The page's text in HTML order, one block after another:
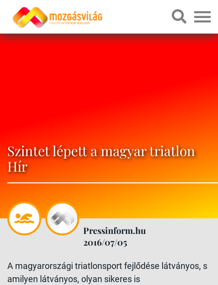
Szintet lépett a magyar triatlon
Hír
Pressinform.hu
2016/07/05
A magyarországi triatlonsport fejlődése látványos, s
amilyen látványos, olyan sikeres is